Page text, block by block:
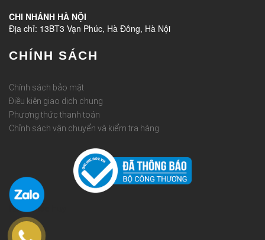
CHI NHÁNH HÀ NỘI
Địa chỉ: 13BT3 Vạn Phúc, Hà Đông, Hà Nội
CHÍNH SÁCH
Chính sách bảo mật
Điều kiện giao dịch chung
Phương thức thanh toán
Chỉnh sách vận chuyển và kiểm tra hàng
Rèm Quốc Huy